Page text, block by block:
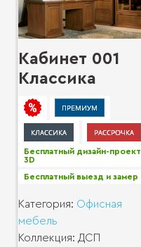
Кабинет 001
Классика
Бесплатный дизайн-проект
3D
Бесплатный выезд и замер
Категория: Офисная
мебель
Коллекция: ДСП